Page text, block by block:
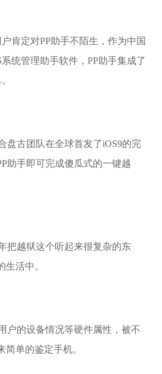
肯定对PP助手不陌生，作为中国
统管理助手软件，PP助手集成了
盘古团队在全球首发了iOS9的完
助手即可完成傻瓜式的一键越
把越狱这个听起来很复杂的东
生活中。
户的设备情况等硬件属性，被不
简单的鉴定手机。